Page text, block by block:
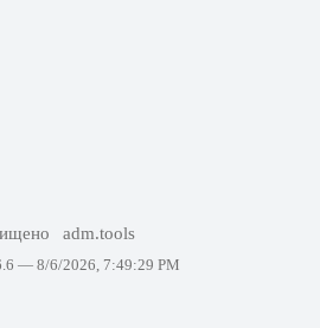
adm.tools
— 8/6/2026, 7:49:29 PM